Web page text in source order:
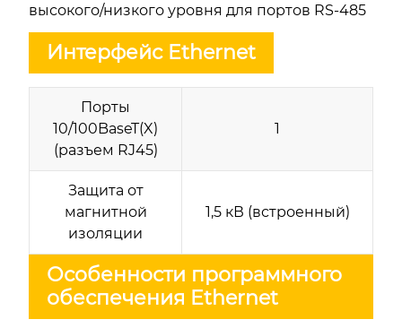
высокого/низкого уровня для портов RS-485
Интерфейс Ethernet
Порты
10/100BaseT(X)
(разъем RJ45)
1
Защита от
магнитной
изоляции
1,5 кВ (встроенный)
Особенности программного
обеспечения Ethernet